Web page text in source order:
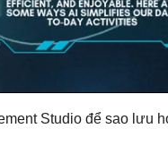
Studio để sao lưu